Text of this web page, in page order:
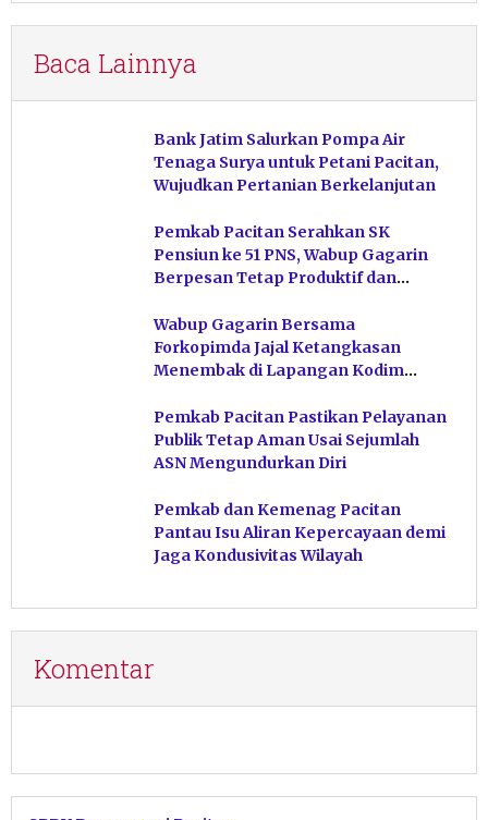
Baca Lainnya
Bank Jatim Salurkan Pompa Air
Tenaga Surya untuk Petani Pacitan,
Wujudkan Pertanian Berkelanjutan
Pemkab Pacitan Serahkan SK
Pensiun ke 51 PNS, Wabup Gagarin
Berpesan Tetap Produktif dan
Wabup Gagarin Bersama
Forkopimda Jajal Ketangkasan
Menembak di Lapangan Kodim
Pemkab Pacitan Pastikan Pelayanan
Publik Tetap Aman Usai Sejumlah
ASN Mengundurkan Diri
Pemkab dan Kemenag Pacitan
Pantau Isu Aliran Kepercayaan demi
Jaga Kondusivitas Wilayah
Komentar